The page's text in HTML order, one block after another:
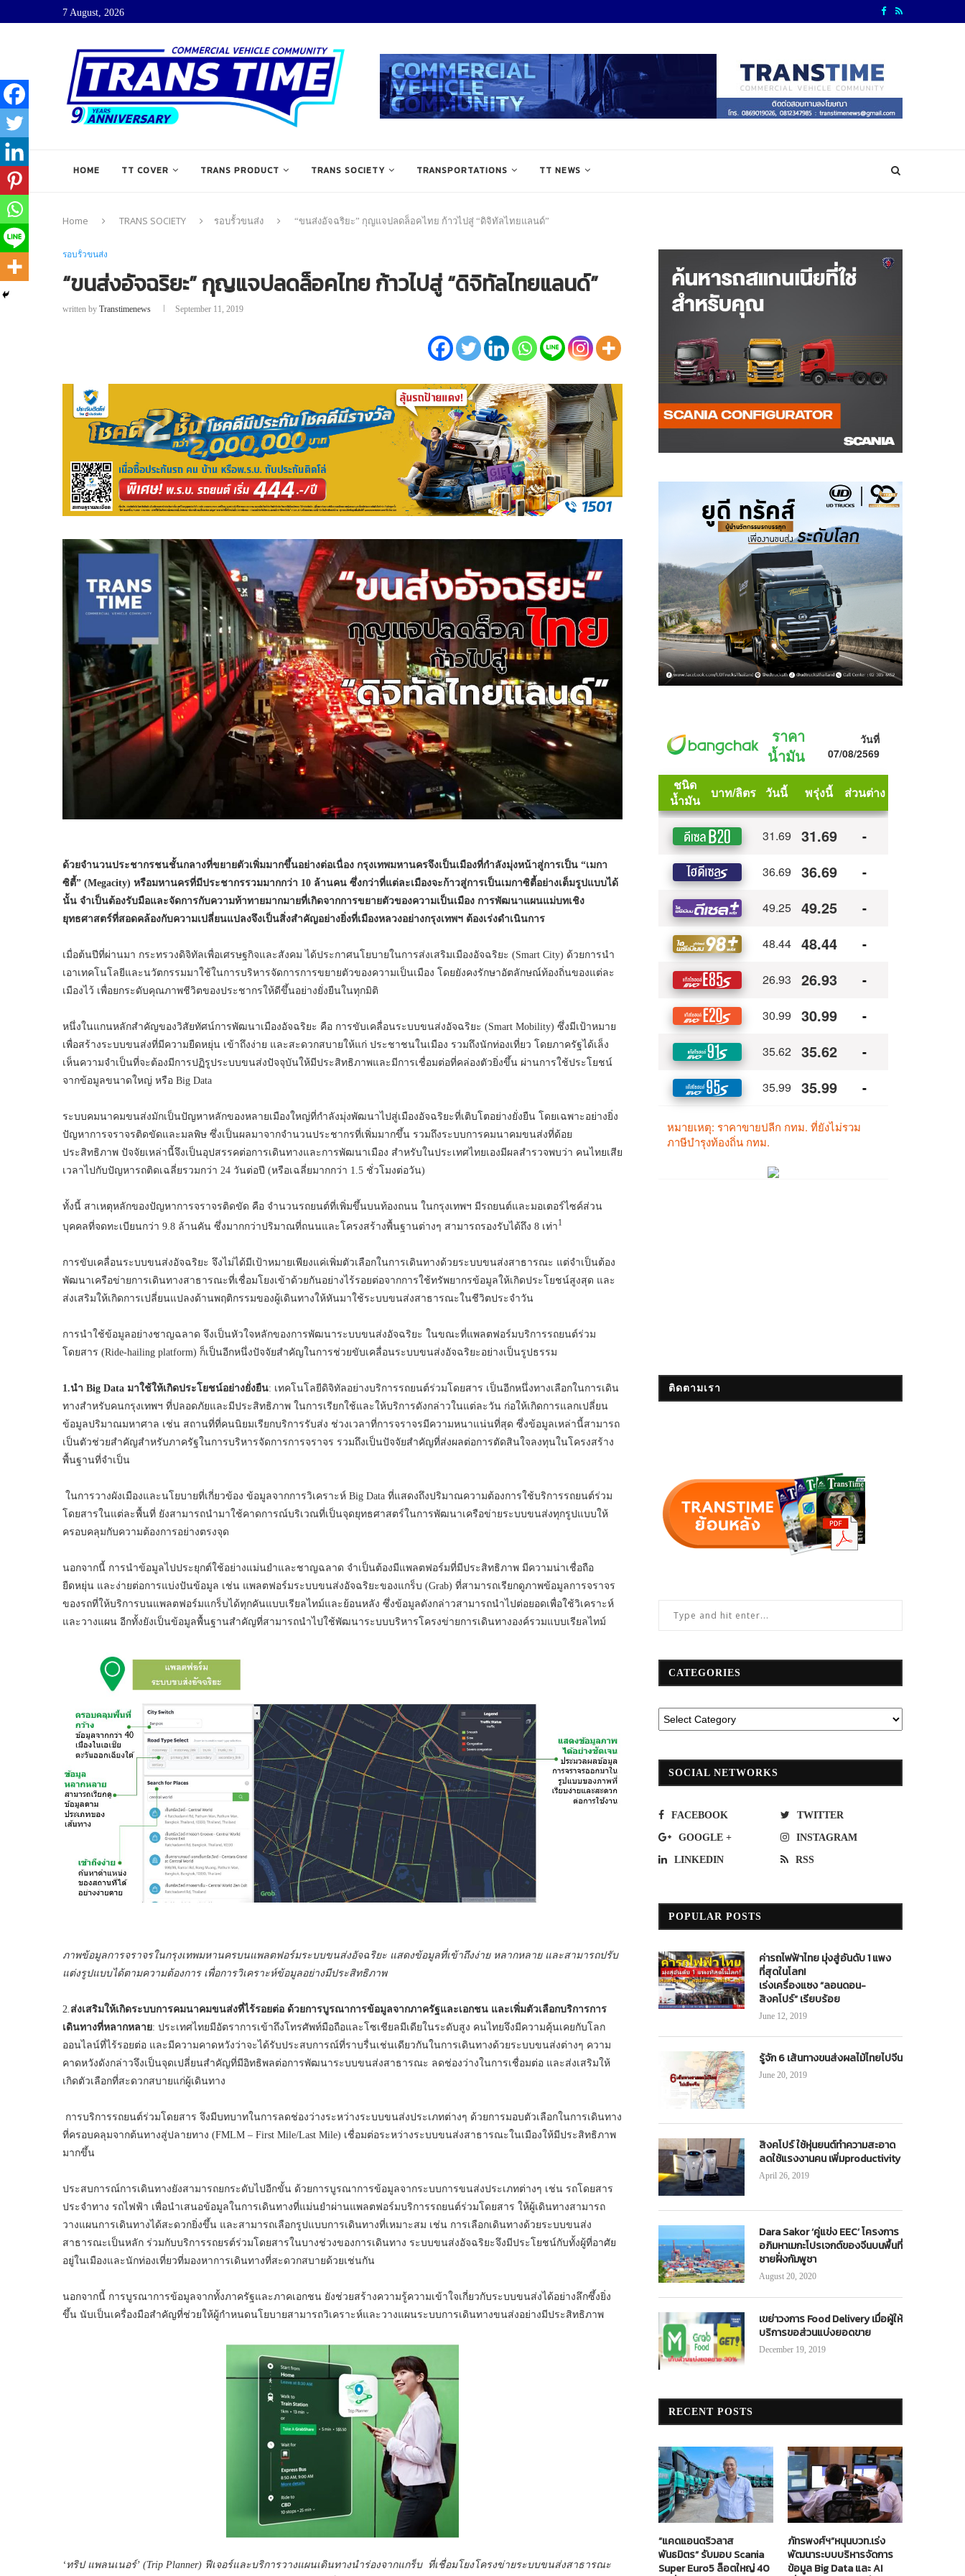
7 August, 2026
HOME TT COVER TRANS PRODUCT TRANS SOCIETY TRANSPORTATIONS TT NEWS
Home TRANS SOCIETY รอบรั้วขนส่ง “ขนส่งอัจฉริยะ” กุญแจปลดล็อคไทย ก้าวไปสู่ “ดิจิทัลไทยแลนด์”
รอบรั้วขนส่ง
“ขนส่งอัจฉริยะ” กุญแจปลดล็อคไทย ก้าวไปสู่ “ดิจิทัลไทยแลนด์”
written by Transtimenews September 11, 2019
ด้วยจำนวนประชากรชนชั้นกลางที่ขยายตัวเพิ่มมากขึ้นอย่างต่อเนื่อง กรุงเทพมหานครจึงเป็นเมืองที่กำลังมุ่งหน้าสู่การเป็น “เมกา
ซิตี้” (Megacity) หรือมหานครที่มีประชากรรวมมากกว่า 10 ล้านคน ซึ่งกว่าที่แต่ละเมืองจะก้าวสู่การเป็นเมกาซิตี้อย่างเต็มรูปแบบได้
นั้น จำเป็นต้องรับมือและจัดการกับความท้าทายมากมายที่เกิดจากการขยายตัวของความเป็นเมือง การพัฒนาแผนแม่บทเชิง
ยุทธศาสตร์ที่สอดคล้องกับความเปลี่ยนแปลงจึงเป็นสิ่งสำคัญอย่างยิ่งที่เมืองหลวงอย่างกรุงเทพฯ ต้องเร่งดำเนินการ
เมื่อต้นปีที่ผ่านมา กระทรวงดิจิทัลเพื่อเศรษฐกิจและสังคม ได้ประกาศนโยบายในการส่งเสริมเมืองอัจฉริยะ (Smart City) ด้วยการนำ
เอาเทคโนโลยีและนวัตกรรมมาใช้ในการบริหารจัดการการขยายตัวของความเป็นเมือง โดยยังคงรักษาอัตลักษณ์ท้องถิ่นของแต่ละ
เมืองไว้ เพื่อยกระดับคุณภาพชีวิตของประชากรให้ดีขึ้นอย่างยั่งยืนในทุกมิติ
หนึ่งในแกนหลักสำคัญของวิสัยทัศน์การพัฒนาเมืองอัจฉริยะ คือ การขับเคลื่อนระบบขนส่งอัจฉริยะ (Smart Mobility) ซึ่งมีเป้าหมาย
เพื่อสร้างระบบขนส่งที่มีความยืดหยุ่น เข้าถึงง่าย และสะดวกสบายให้แก่ ประชาชนในเมือง รวมถึงนักท่องเที่ยว โดยภาครัฐได้เล็ง
เห็นความจำเป็นที่จะต้องมีการปฏิรูประบบขนส่งปัจจุบันให้มีประสิทธิภาพและมีการเชื่อมต่อที่คล่องตัวยิ่งขึ้น ผ่านการใช้ประโยชน์
จากข้อมูลขนาดใหญ่ หรือ Big Data
ระบบคมนาคมขนส่งมักเป็นปัญหาหลักของหลายเมืองใหญ่ที่กำลังมุ่งพัฒนาไปสู่เมืองอัจฉริยะที่เติบโตอย่างยั่งยืน โดยเฉพาะอย่างยิ่ง
ปัญหาการจราจรติดขัดและมลพิษ ซึ่งเป็นผลมาจากจำนวนประชากรที่เพิ่มมากขึ้น รวมถึงระบบการคมนาคมขนส่งที่ด้อย
ประสิทธิภาพ ปัจจัยเหล่านี้จึงเป็นอุปสรรคต่อการเดินทางและการพัฒนาเมือง สำหรับในประเทศไทยเองมีผลสำรวจพบว่า คนไทยเสีย
เวลาไปกับปัญหารถติดเฉลี่ยรวมกว่า 24 วันต่อปี (หรือเฉลี่ยมากกว่า 1.5 ชั่วโมงต่อวัน)
ทั้งนี้ สาเหตุหลักของปัญหาการจราจรติดขัด คือ จำนวนรถยนต์ที่เพิ่มขึ้นบนท้องถนน ในกรุงเทพฯ มีรถยนต์และมอเตอร์ไซค์ส่วน
บุคคลที่จดทะเบียนกว่า 9.8 ล้านคัน ซึ่งมากกว่าปริมาณที่ถนนและโครงสร้างพื้นฐานต่างๆ สามารถรองรับได้ถึง 8 เท่า1
การขับเคลื่อนระบบขนส่งอัจฉริยะ จึงไม่ได้มีเป้าหมายเพียงแค่เพิ่มตัวเลือกในการเดินทางด้วยระบบขนส่งสาธารณะ แต่จำเป็นต้อง
พัฒนาเครือข่ายการเดินทางสาธารณะที่เชื่อมโยงเข้าด้วยกันอย่างไร้รอยต่อจากการใช้ทรัพยากรข้อมูลให้เกิดประโยชน์สูงสุด และ
ส่งเสริมให้เกิดการเปลี่ยนแปลงด้านพฤติกรรมของผู้เดินทางให้หันมาใช้ระบบขนส่งสาธารณะในชีวิตประจำวัน
การนำใช้ข้อมูลอย่างชาญฉลาด จึงเป็นหัวใจหลักของการพัฒนาระบบขนส่งอัจฉริยะ ในขณะที่แพลตฟอร์มบริการรถยนต์ร่วม
โดยสาร (Ride-hailing platform) ก็เป็นอีกหนึ่งปัจจัยสำคัญในการช่วยขับเคลื่อนระบบขนส่งอัจฉริยะอย่างเป็นรูปธรรม
1.นำ Big Data มาใช้ให้เกิดประโยชน์อย่างยั่งยืน: เทคโนโลยีดิจิทัลอย่างบริการรถยนต์ร่วมโดยสาร เป็นอีกหนึ่งทางเลือกในการเดิน
ทางสำหรับคนกรุงเทพฯ ที่ปลอดภัยและมีประสิทธิภาพ ในการเรียกใช้และให้บริการดังกล่าวในแต่ละวัน ก่อให้เกิดการแลกเปลี่ยน
ข้อมูลปริมาณมหาศาล เช่น สถานที่ที่คนนิยมเรียกบริการรับส่ง ช่วงเวลาที่การจราจรมีความหนาแน่นที่สุด ซึ่งข้อมูลเหล่านี้สามารถ
เป็นตัวช่วยสำคัญสำหรับภาครัฐในการบริหารจัดการการจราจร รวมถึงเป็นปัจจัยสำคัญที่ส่งผลต่อการตัดสินใจลงทุนในโครงสร้าง
พื้นฐานที่จำเป็น
ในการวางผังเมืองและนโยบายที่เกี่ยวข้อง ข้อมูลจากการวิเคราะห์ Big Data ที่แสดงถึงปริมาณความต้องการใช้บริการรถยนต์ร่วม
โดยสารในแต่ละพื้นที่ ยังสามารถนำมาใช้คาดการณ์บริเวณที่เป็นจุดยุทธศาสตร์ในการพัฒนาเครือข่ายระบบขนส่งทุกรูปแบบให้
ครอบคลุมกับความต้องการอย่างตรงจุด
นอกจากนี้ การนำข้อมูลไปประยุกต์ใช้อย่างแม่นยำและชาญฉลาด จำเป็นต้องมีแพลตฟอร์มที่มีประสิทธิภาพ มีความน่าเชื่อถือ
ยืดหยุ่น และง่ายต่อการแบ่งปันข้อมูล เช่น แพลตฟอร์มระบบขนส่งอัจฉริยะของแกร็บ (Grab) ที่สามารถเรียกดูภาพข้อมูลการจราจร
ของรถที่ให้บริการบนแพลตฟอร์มแกร็บได้ทุกคันแบบเรียลไทม์และย้อนหลัง ซึ่งข้อมูลดังกล่าวสามารถนำไปต่อยอดเพื่อใช้วิเคราะห์
และวางแผน อีกทั้งยังเป็นข้อมูลพื้นฐานสำคัญที่สามารถนำไปใช้พัฒนาระบบบริหารโครงข่ายการเดินทางองค์รวมแบบเรียลไทม์
ภาพข้อมูลการจราจรในกรุงเทพมหานครบนแพลตฟอร์มระบบขนส่งอัจฉริยะ แสดงข้อมูลที่เข้าถึงง่าย หลากหลาย และสามารถปรับ
แต่งรูปแบบได้ตามความต้องการ เพื่อการวิเคราะห์ข้อมูลอย่างมีประสิทธิภาพ
2. ส่งเสริมให้เกิดระบบการคมนาคมขนส่งที่ไร้รอยต่อ ด้วยการบูรณาการข้อมูลจากภาครัฐและเอกชน และเพิ่มตัวเลือกบริการการ
เดินทางที่หลากหลาย: ประเทศไทยมีอัตราการเข้าถึงโทรศัพท์มือถือและโซเชียลมีเดียในระดับสูง คนไทยจึงมีความคุ้นเคยกับโลก
ออนไลน์ที่ไร้รอยต่อ และมีความคาดหวังว่าจะได้รับประสบการณ์ที่ราบรื่นเช่นเดียวกันในการเดินทางด้วยระบบขนส่งต่างๆ ความ
คาดหวังดังกล่าวจึงเป็นจุดเปลี่ยนสำคัญที่มีอิทธิพลต่อการพัฒนาระบบขนส่งสาธารณะ ลดช่องว่างในการเชื่อมต่อ และส่งเสริมให้
เกิดตัวเลือกที่สะดวกสบายแก่ผู้เดินทาง
การบริการรถยนต์ร่วมโดยสาร จึงมีบทบาทในการลดช่องว่างระหว่างระบบขนส่งประเภทต่างๆ ด้วยการมอบตัวเลือกในการเดินทาง
ที่ครอบคลุมจากต้นทางสู่ปลายทาง (FMLM – First Mile/Last Mile) เชื่อมต่อระหว่างระบบขนส่งสาธารณะในเมืองให้มีประสิทธิภาพ
มากขึ้น
ประสบการณ์การเดินทางยังสามารถยกระดับไปอีกขั้น ด้วยการบูรณาการข้อมูลจากระบบการขนส่งประเภทต่างๆ เช่น รถโดยสาร
ประจำทาง รถไฟฟ้า เพื่อนำเสนอข้อมูลในการเดินทางที่แม่นยำผ่านแพลตฟอร์มบริการรถยนต์ร่วมโดยสาร ให้ผู้เดินทางสามารถ
วางแผนการเดินทางได้สะดวกยิ่งขึ้น และสามารถเลือกรูปแบบการเดินทางที่เหมาะสม เช่น การเลือกเดินทางด้วยระบบขนส่ง
สาธารณะเป็นหลัก ร่วมกับบริการรถยรต์ร่วมโดยสารในบางช่วงของการเดินทาง ระบบขนส่งอัจฉริยะจึงมีประโยชน์กับทั้งผู้ที่อาศัย
อยู่ในเมืองและนักท่องเที่ยวที่มองหาการเดินทางที่สะดวกสบายด้วยเช่นกัน
นอกจากนี้ การบูรณาการข้อมูลจากทั้งภาครัฐและภาคเอกชน ยังช่วยสร้างความรู้ความเข้าใจเกี่ยวกับระบบขนส่งได้อย่างลึกซึ้งยิ่ง
ขึ้น นับเป็นเครื่องมือสำคัญที่ช่วยให้ผู้กำหนดนโยบายสามารถวิเคราะห์และวางแผนระบบการเดินทางขนส่งอย่างมีประสิทธิภาพ
‘ทริป แพลนเนอร์’ (Trip Planner) ฟีเจอร์และบริการวางแผนเดินทางนำร่องจากแกร็บ ที่เชื่อมโยงโครงข่ายระบบขนส่งสาธารณะ
ติดตามเรา
CATEGORIES
SOCIAL NETWORKS
FACEBOOK TWITTER
GOOGLE + INSTAGRAM
LINKEDIN RSS
POPULAR POSTS
ค่ารถไฟฟ้าไทย มุ่งสู่อันดับ 1 แพง
ที่สุดในโลก!
เร่งเครื่องแซง “ลอนดอน-
สิงคโปร์” เรียบร้อย
June 12, 2019
รู้จัก 6 เส้นทางขนส่งผลไม้ไทยไปจีน
June 20, 2019
สิงคโปร์ ใช้หุ่นยนต์ทำความสะอาด
ลดใช้แรงงานคน เพิ่มproductivity
April 26, 2019
Dara Sakor ‘คู่แข่ง EEC’ โครงการ
อภิมหาเมกะโปรเจกต์ของจีนบนพื้นที่
ชายฝั่งกัมพูชา
August 20, 2020
เขย่าวงการ Food Delivery เมื่อผู้ให้
บริการขอส่วนแบ่งยอดขาย
December 19, 2019
RECENT POSTS
“แคดแอนดริวลาส
พันธมิตร” รับมอบ Scania
Super Euro5 ล็อตใหญ่ 40
ภัทรพงศ์ฯ”หนุนบวท.เร่ง
พัฒนาระบบบริหารจัดการ
ข้อมูล Big Data และ AI